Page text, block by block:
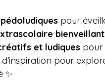
pour
bienveillant
et ludiques pour
d’inspiration pour
✨